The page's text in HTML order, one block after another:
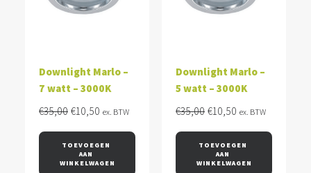
Downlight Marlo –
7 watt – 3000K
€35,00 Oorspronkelijke
was:
€35,00.
€10,50 Huidige
is:
€10,50.
ex. BTW
TOEVOEGEN
AAN
WINKELWAGEN
Downlight Marlo –
5 watt – 3000K
€35,00 Oorspronkelijke
was:
€35,00.
€10,50 Huidige
is:
€10,50.
ex. BTW
TOEVOEGEN
AAN
WINKELWAGEN